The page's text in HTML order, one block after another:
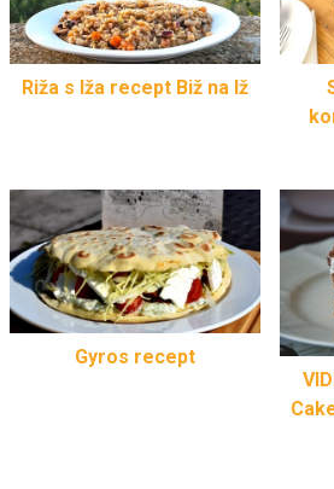
Riža s Iža recept Biž na Iž
Gyros recept